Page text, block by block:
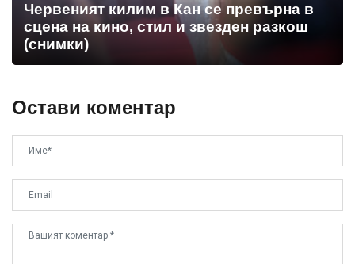
Червеният килим в Кан се превърна в
сцена на кино, стил и звезден разкош
(снимки)
Остави коментар